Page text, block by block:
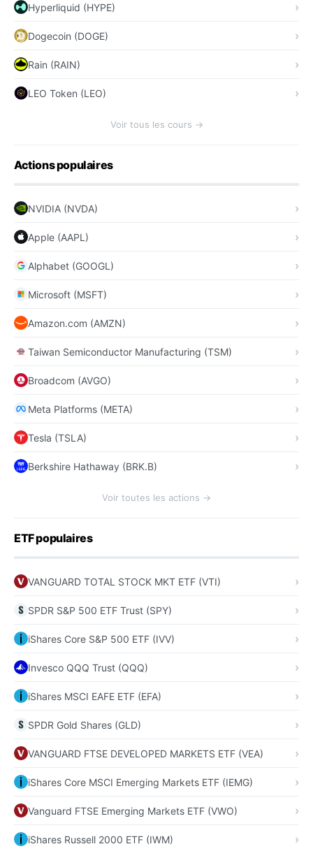
Hyperliquid (HYPE)
Dogecoin (DOGE)
Rain (RAIN)
LEO Token (LEO)
Voir tous les cours →
Actions populaires
NVIDIA (NVDA)
Apple (AAPL)
Alphabet (GOOGL)
Microsoft (MSFT)
Amazon.com (AMZN)
Taiwan Semiconductor Manufacturing (TSM)
Broadcom (AVGO)
Meta Platforms (META)
Tesla (TSLA)
Berkshire Hathaway (BRK.B)
Voir toutes les actions →
ETF populaires
VANGUARD TOTAL STOCK MKT ETF (VTI)
SPDR S&P 500 ETF Trust (SPY)
iShares Core S&P 500 ETF (IVV)
Invesco QQQ Trust (QQQ)
iShares MSCI EAFE ETF (EFA)
SPDR Gold Shares (GLD)
VANGUARD FTSE DEVELOPED MARKETS ETF (VEA)
iShares Core MSCI Emerging Markets ETF (IEMG)
Vanguard FTSE Emerging Markets ETF (VWO)
iShares Russell 2000 ETF (IWM)